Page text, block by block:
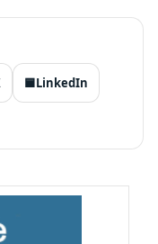
🟦LinkedIn